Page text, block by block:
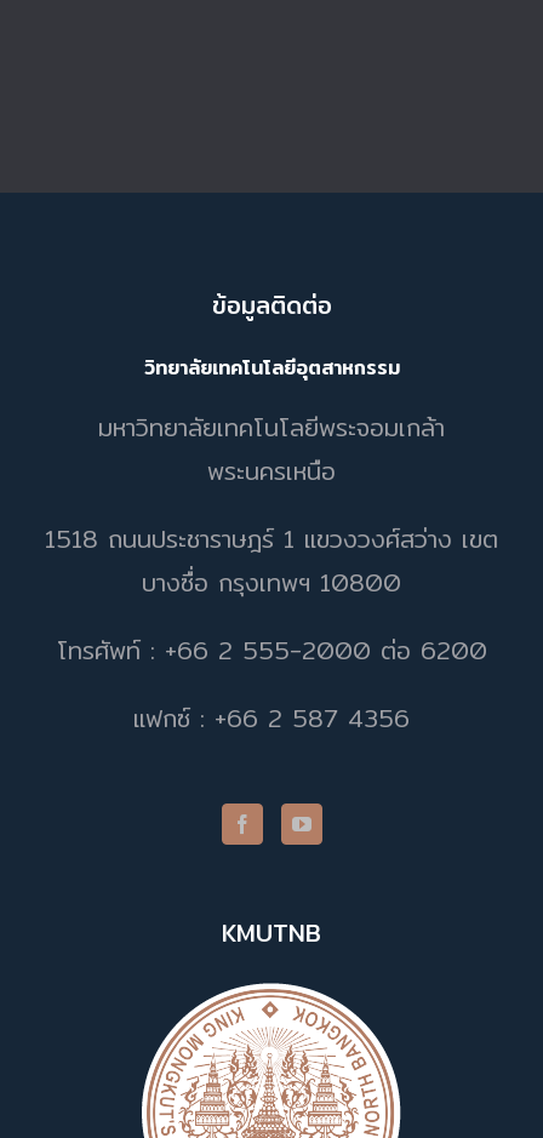
ข้อมูลติดต่อ
วิทยาลัยเทคโนโลยีอุตสาหกรรม
มหาวิทยาลัยเทคโนโลยีพระจอมเกล้า
พระนครเหนือ
1518 ถนนประชาราษฎร์ 1 แขวงวงศ์สว่าง เขต
บางซื่อ กรุงเทพฯ 10800
โทรศัพท์ : +66 2 555-2000 ต่อ 6200
แฟกซ์ : +66 2 587 4356
KMUTNB